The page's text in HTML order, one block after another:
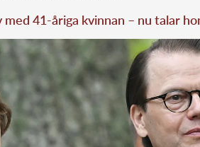
med 41-åriga kvinnan – nu talar